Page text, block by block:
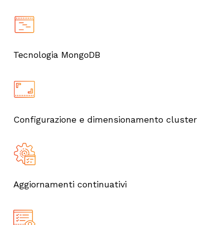
Tecnologia MongoDB
Configurazione e dimensionamento cluster
Aggiornamenticontinuativi